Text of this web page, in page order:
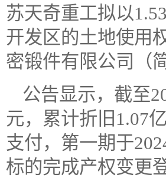
苏天奇重工拟以
开发区的土地使用
密锻件有限公司（
公告显示，截至
元，累计折旧1.07
支付，第一期于
标的完成产权变更